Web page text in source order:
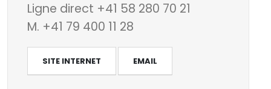
Ligne direct +41 58 280 70 21
M. +41 79 400 11 28
SITE INTERNET EMAIL